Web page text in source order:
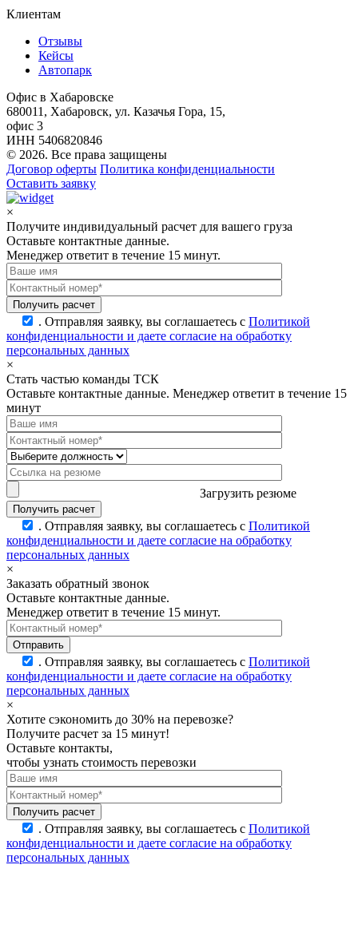
Клиентам
Отзывы
Кейсы
Автопарк
Офис в Хабаровске
680011, Хабаровск, ул. Казачья Гора, 15,
офис 3
ИНН 5406820846
© 2026. Все права защищены
Договор оферты Политика конфиденциальности
Оставить заявку
×
Получите индивидуальный расчет для вашего груза
Оставьте контактные данные.
Менеджер ответит в течение 15 минут.
. Отправляя заявку, вы соглашаетесь с Политикой
конфиденциальности и даете согласие на обработку
персональных данных
×
Стать частью команды ТСК
Оставьте контактные данные. Менеджер ответит в течение 15
минут
Загрузить резюме
. Отправляя заявку, вы соглашаетесь с Политикой
конфиденциальности и даете согласие на обработку
персональных данных
×
Заказать обратный звонок
Оставьте контактные данные.
Менеджер ответит в течение 15 минут.
. Отправляя заявку, вы соглашаетесь с Политикой
конфиденциальности и даете согласие на обработку
персональных данных
×
Хотите сэкономить до 30% на перевозке?
Получите расчет за 15 минут!
Оставьте контакты,
чтобы узнать стоимость перевозки
. Отправляя заявку, вы соглашаетесь с Политикой
конфиденциальности и даете согласие на обработку
персональных данных